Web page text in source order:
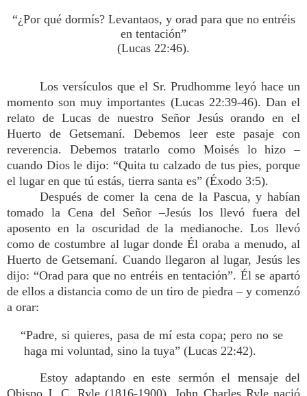
“¿Por qué dormís? Levantaos, y orad para que no entréis
en tentación”
(Lucas 22:46).
Los versículos que el Sr. Prudhomme leyó hace un
momento son muy importantes (Lucas 22:39-46). Dan el
relato de Lucas de nuestro Señor Jesús orando en el
Huerto de Getsemaní. Debemos leer este pasaje con
reverencia. Debemos tratarlo como Moisés lo hizo –
cuando Dios le dijo: “Quita tu calzado de tus pies, porque
el lugar en que tú estás, tierra santa es” (Éxodo 3:5).
Después de comer la cena de la Pascua, y habían
tomado la Cena del Señor –Jesús los llevó fuera del
aposento en la oscuridad de la medianoche. Los llevó
como de costumbre al lugar donde Él oraba a menudo, al
Huerto de Getsemaní. Cuando llegaron al lugar, Jesús les
dijo: “Orad para que no entréis en tentación”. Él se apartó
de ellos a distancia como de un tiro de piedra – y comenzó
a orar:
“Padre, si quieres, pasa de mí esta copa; pero no se
haga mi voluntad, sino la tuya” (Lucas 22:42).
Estoy adaptando en este sermón el mensaje del
Obispo J. C. Ryle (1816-1900). John Charles Ryle nació